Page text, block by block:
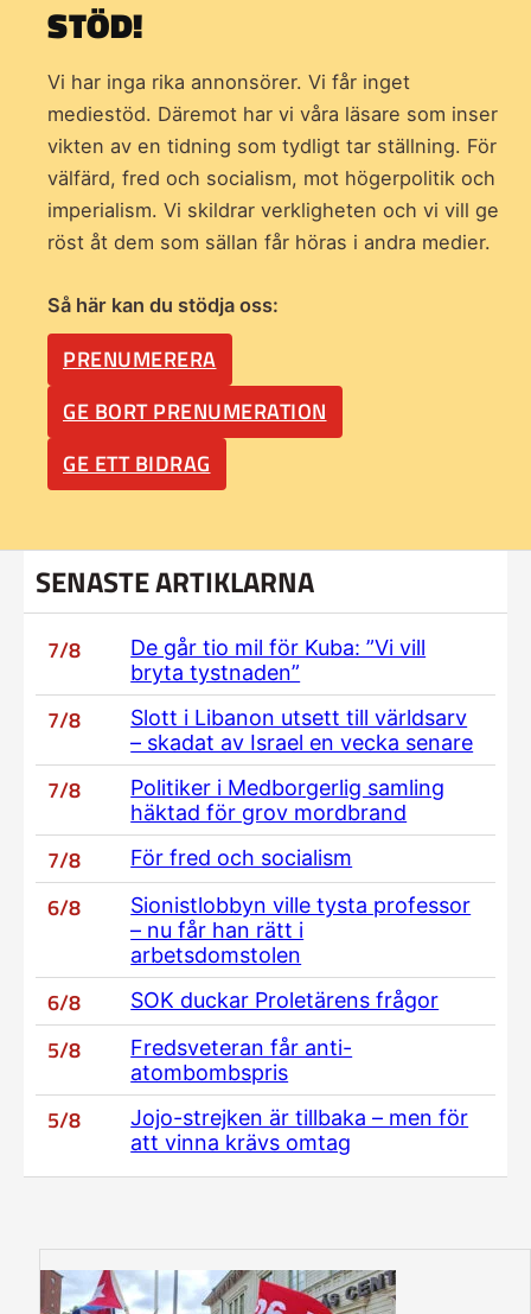
STÖD!
Vi har inga rika annonsörer. Vi får inget
mediestöd. Däremot har vi våra läsare som inser
vikten av en tidning som tydligt tar ställning. För
välfärd, fred och socialism, mot högerpolitik och
imperialism. Vi skildrar verkligheten och vi vill ge
röst åt dem som sällan får höras i andra medier.
Så här kan du stödja oss:
PRENUMERERA
GE BORT PRENUMERATION
GE ETT BIDRAG
SENASTE ARTIKLARNA
7/8
De går tio mil för Kuba: ”Vi vill
bryta tystnaden”
7/8
Slott i Libanon utsett till världsarv
– skadat av Israel en vecka senare
7/8
Politiker i Medborgerlig samling
häktad för grov mordbrand
7/8 För fred och socialism
6/8
Sionistlobbyn ville tysta professor
– nu får han rätt i
arbetsdomstolen
6/8 SOK duckar Proletärens frågor
5/8
Fredsveteran får anti-
atombombspris
5/8
Jojo-strejken är tillbaka – men för
att vinna krävs omtag